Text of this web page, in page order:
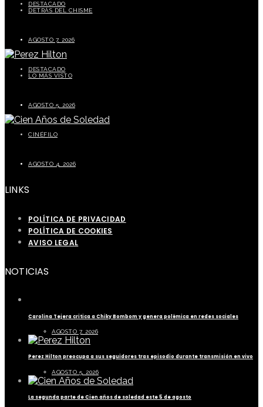
DESTACADO
DETRÁS DEL CHISME
AGOSTO 7, 2026
DESTACADO
LO MÁS VISTO
AGOSTO 5, 2026
CINÉFILO
AGOSTO 4, 2026
LINKS
POLÍTICA DE PRIVACIDAD
POLÍTICA DE COOKIES
AVISO LEGAL
NOTICIAS
Carolina Tejera critica a Chiky Bombom y genera polémica en redes sociales
AGOSTO 7, 2026
Perez Hilton preocupa a sus seguidores tras episodio durante transmisión en vivo
AGOSTO 5, 2026
La segunda parte de Cien años de soledad este 5 de agosto